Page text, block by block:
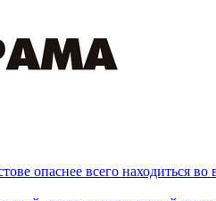
опаснее всего находиться